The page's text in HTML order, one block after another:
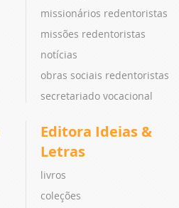
missionários redentoristas
missões redentoristas
notícias
obras sociais redentoristas
secretariado vocacional
Editora Ideias &
Letras
livros
coleções